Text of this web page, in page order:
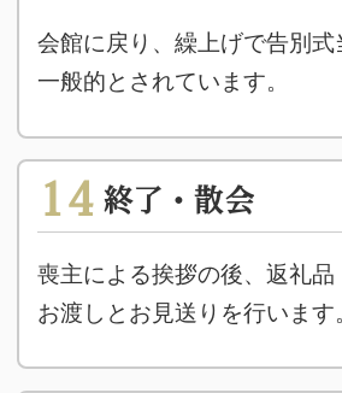
会館に戻り、繰上げで告別
一般的とされています。
14 終了・散会
喪主による挨拶の後、返礼
お渡しとお見送りを行います